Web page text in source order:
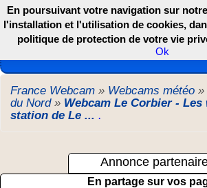
Les webcams de France,
France Webcam » Webcams météo »
du Nord» Webcam Le Corbier - Les
station de Le ... .
Annonce
En partage sur vos
En poursuivant votre navigation sur
l'installation et l'utilisation de cookies,
politique de protection de votre vie
Ok